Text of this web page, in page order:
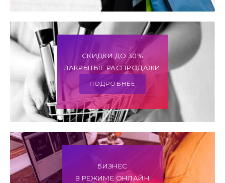
СКИДКИ ДО 30%
ЗАКРЫТЫЕ РАСПРОДАЖИ
ПОДРОБНЕЕ
БИЗНЕС
В РЕЖИМЕ ОНЛАЙН